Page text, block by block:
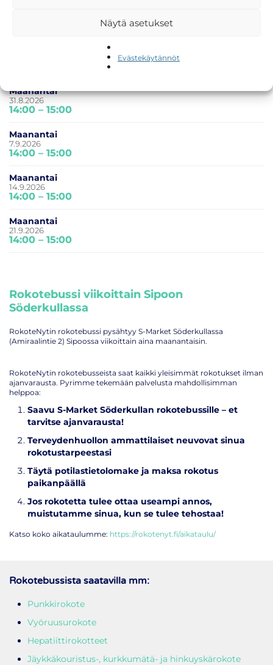
Näytä asetukset
Evästekäytännöt
Maanantai
31.8.2026
14:00 – 15:00
Maanantai
7.9.2026
14:00 – 15:00
Maanantai
14.9.2026
14:00 – 15:00
Maanantai
21.9.2026
14:00 – 15:00
Rokotebussi viikoittain Sipoon
Söderkullassa
RokoteNytin rokotebussi pysähtyy S-Market Söderkullassa
(Amiraalintie 2) Sipoossa viikoittain aina maanantaisin.
RokoteNytin rokotebusseista saat kaikki yleisimmät rokotukset ilman
ajanvarausta. Pyrimme tekemään palvelusta mahdollisimman
helppoa:
Saavu S-Market Söderkullan rokotebussille – et
tarvitse ajanvarausta!
Terveydenhuollon ammattilaiset neuvovat sinua
rokotustarpeestasi
Täytä potilastietolomake ja maksa rokotus
paikanpäällä
Jos rokotetta tulee ottaa useampi annos,
muistutamme sinua, kun se tulee tehostaa!
Katso koko aikataulumme: https://rokotenyt.fi/aikataulu/
Rokotebussista saatavilla mm:
Punkkirokote
Vyöruusurokote
Hepatiittirokotteet
Jäykkäkouristus-, kurkkumätä- ja hinkuyskärokote